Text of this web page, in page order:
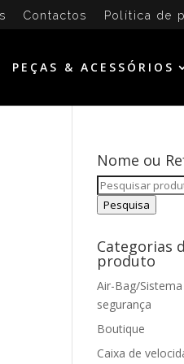
Contactos Política de
PEÇAS & ACESSÓRIOS
Nome ou
Pesquisar
por:
Pesquisa
Categorias
produto
Air-Bag/
segurança
Boutique
Caixa de